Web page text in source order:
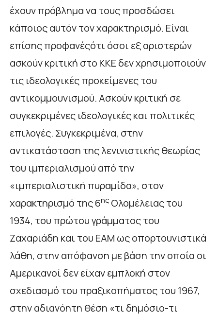
έχουν πρόβλημα να τους προσδώσει
κάποιος αυτόν τον χαρακτηρισμό. Είναι
επίσης προφανέςότι όσοι εξ αριστερών
ασκούν κριτική στο ΚΚΕ δεν χρησιμοποιούν
τις ιδεολογικές προκείμενες του
αντικομμουνισμού. Ασκούν κριτική σε
συγκεκριμένες ιδεολογικές και πολιτικές
επιλογές. Συγκεκριμένα, στην
αντικατάσταση της λενινιστικής θεωρίας
του ιμπεριαλισμού από την
«ιμπεριαλιστική πυραμίδα», στον
χαρακτηρισμό της 6ης Ολομέλειας του
1934, του πρώτου γράμματος του
Ζαχαριάδη και του ΕΑΜ ως οπορτουνιστικά
λάθη, στην απόφανση με βάση την οποία οι
Αμερικανοί δεν είχαν εμπλοκή στον
σχεδιασμό του πραξικοπήματος του 1967,
στην αδιανόητη θέση «τι δημόσιο-τι